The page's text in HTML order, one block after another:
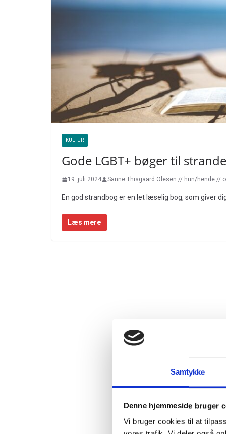
Samtykke
Denne hjemmeside bruger
Vi bruger cookies til at
KULTUR
Gode LGBT+ bøger til
19. juli 2024 Sanne Thisgaard Olesen // hun/hende //
En god strandbog er en let læselig bog, som giver
Læs mere